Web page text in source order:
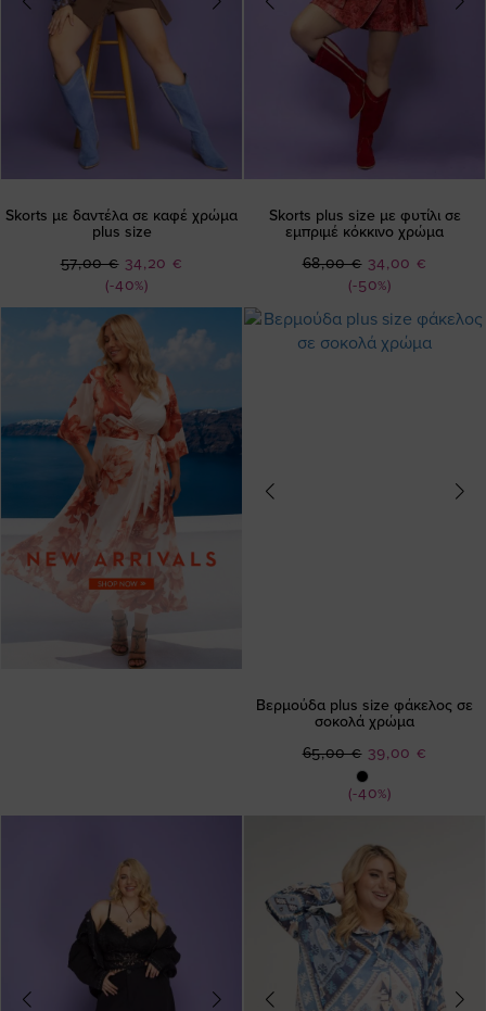
Skorts με δαντέλα σε καφέ χρώμα
plus size
(-40%)
Ειδική
Τιμή
34,20 €
57,00 €
Skorts plus size με φυτίλι σε
εμπριμέ κόκκινο χρώμα
(-50%)
Ειδική
Τιμή
34,00 €
68,00 €
Βερμούδα plus size φάκελος σε
σοκολά χρώμα
(-40%)
Ειδική
Τιμή
39,00 €
65,00 €